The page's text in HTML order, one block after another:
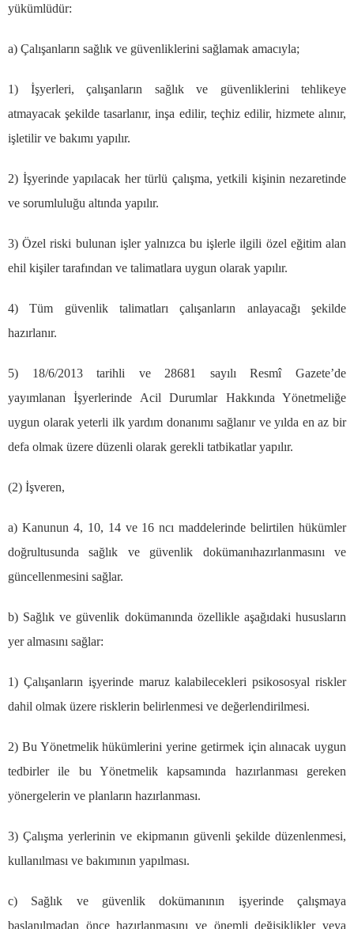
yükümlüdür:
a) Çalışanların sağlık ve güvenliklerini sağlamak amacıyla;
1) İşyerleri, çalışanların sağlık ve güvenliklerini tehlikeye
atmayacakşekilde tasarlanır, inşa edilir, teçhiz edilir, hizmete alınır,
işletilir ve bakımı yapılır.
2) İşyerinde yapılacak her türlü çalışma, yetkili kişinin nezaretinde
ve sorumluluğu altında yapılır.
3)Özel riski bulunan işler yalnızca bu işlerle ilgili özel eğitim alan
ehil kişiler tarafından ve talimatlara uygun olarak yapılır.
4) Tüm güvenlik talimatları çalışanların anlayacağı şekilde
hazırlanır.
5) 18/6/2013 tarihli ve 28681 sayılı ResmîGazete’de
yayımlananİşyerlerinde Acil Durumlar Hakkında Yönetmeliğe
uygun olarak yeterli ilk yardım donanımı sağlanır ve yılda en az bir
defa olmak üzere düzenli olarak gerekli tatbikatlar yapılır.
(2) İşveren,
a) Kanunun 4, 10, 14 ve 16 ncı maddelerinde belirtilen hükümler
doğrultusunda sağlık ve güvenlik dokümanıhazırlanmasını ve
güncellenmesini sağlar.
b) Sağlık ve güvenlik dokümanında özellikle aşağıdaki hususların
yer almasını sağlar:
1) Çalışanların işyerinde maruz kalabilecekleri psikososyal riskler
dahil olmak üzere risklerin belirlenmesi ve değerlendirilmesi.
2) Bu Yönetmelik hükümlerini yerine getirmek için alınacak uygun
tedbirler ile bu Yönetmelik kapsamında hazırlanması gereken
yönergelerin ve planların hazırlanması.
3) Çalışma yerlerinin ve ekipmanın güvenli şekilde düzenlenmesi,
kullanılması ve bakımının yapılması.
c) Sağlık ve güvenlik dokümanının işyerindeçalışmaya
başlanılmadan önce hazırlanmasını ve önemli değişiklikler veya